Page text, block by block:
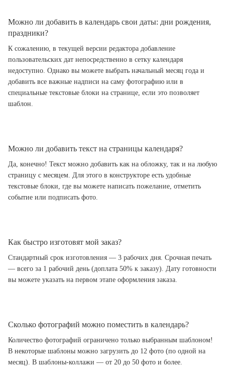
Можно ли добавить в календарь свои даты: дни рождения,
праздники?
К сожалению, в текущей версии редактора добавление
пользовательских дат непосредственно в сетку календаря
недоступно. Однако вы можете выбрать начальный месяц года и
добавить все важные надписи на саму фотографию или в
специальные текстовые блоки на странице, если это позволяет
шаблон.
Можно ли добавить текст на страницы календаря?
Да, конечно! Текст можно добавить как на обложку, так и на любую
страницу с месяцем. Для этого в конструкторе есть удобные
текстовые блоки, где вы можете написать пожелание, отметить
событие или подписать фото.
Как быстро изготовят мой заказ?
Стандартный срок изготовления — 3 рабочих дня. Срочная печать
— всего за 1 рабочий день (доплата 50% к заказу). Дату готовности
вы можете указать на первом этапе оформления заказа.
Сколько фотографий можно поместить в календарь?
Количество фотографий ограничено только выбранным шаблоном!
В некоторые шаблоны можно загрузить до 12 фото (по одной на
месяц). В шаблоны-коллажи — от 20 до 50 фото и более.